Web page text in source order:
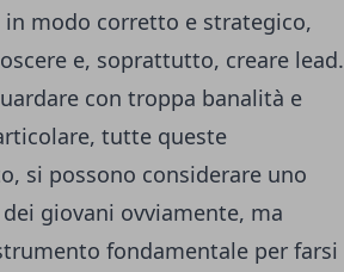
in modo corretto e strategico,
e, soprattutto, creare lead.
con troppa banalità e
tutte queste
si possono considerare uno
giovani ovviamente, ma
fondamentale per farsi